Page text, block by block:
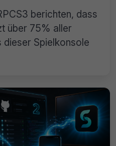
berichten, dass
über 75% aller
dieser Spielkonsole